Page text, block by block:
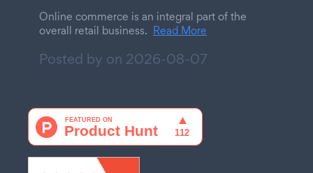
Online commerce is an integral part of the
overall retail business. Read More
Posted by on 2026-08-07